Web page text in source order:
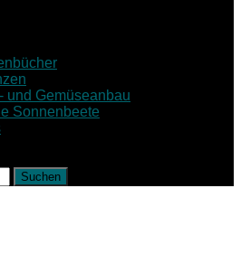
und Gemüseanbau
Sonnenbeete